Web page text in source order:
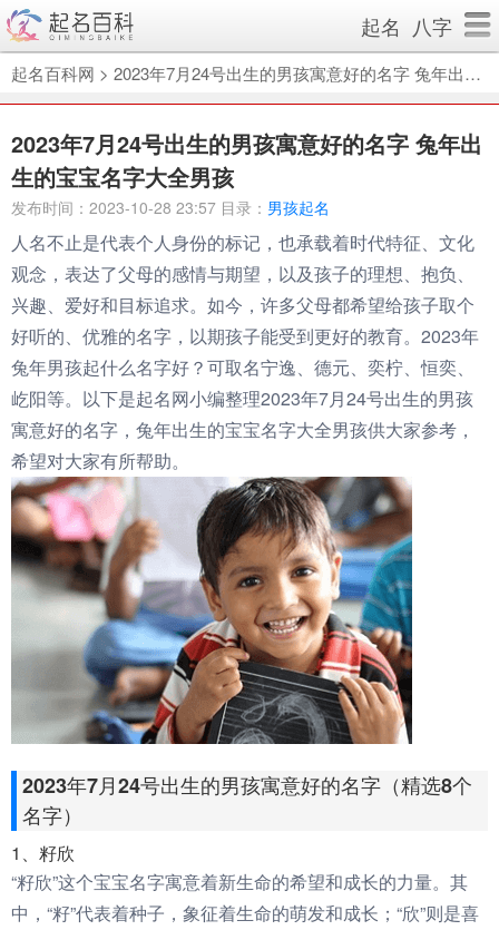
起名 八字
起名百科网 > 2023年7月24号出生的男孩寓意好的名字 兔年出生的宝宝名字大全男孩
2023年7月24号出生的男孩寓意好的名字 兔年出
生的宝宝名字大全男孩
发布时间：2023-10-28 23:57 目录： 男孩起名
人名不止是代表个人身份的标记，也承载着时代特征、文化
观念，表达了父母的感情与期望，以及孩子的理想、抱负、
兴趣、爱好和目标追求。如今，许多父母都希望给孩子取个
好听的、优雅的名字，以期孩子能受到更好的教育。2023年
兔年男孩起什么名字好？可取名宁逸、德元、奕柠、恒奕、
屹阳等。以下是起名网小编整理2023年7月24号出生的男孩
寓意好的名字，兔年出生的宝宝名字大全男孩供大家参考，
希望对大家有所帮助。
2023年7月24号出生的男孩寓意好的名字（精选8个
名字）
1、籽欣
“籽欣”这个宝宝名字寓意着新生命的希望和成长的力量。其
中，“籽”代表着种子，象征着生命的萌发和成长；“欣”则是喜